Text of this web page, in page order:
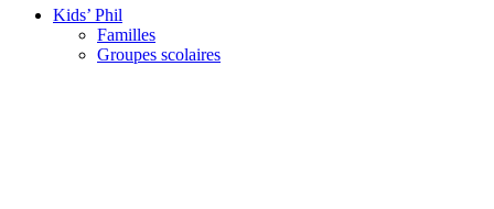
Kids’ Phil
Familles
Groupes scolaires